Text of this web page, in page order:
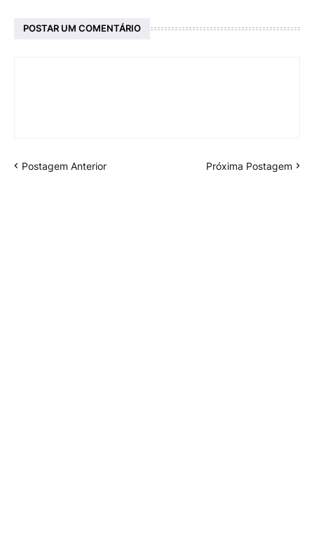
POSTAR UM COMENTÁRIO
Postagem Anterior Próxima Postagem